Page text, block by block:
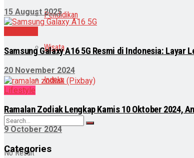
Pendidikan
Wisata
Indeks
No Result
15 August 2025
Samsung Galaxy A16 5G Resmi di Indonesia:
20 November 2024
Lifestyle
Ramalan Zodiak Lengkap Kamis 10 Oktober 2024,
9 October 2024
Categories